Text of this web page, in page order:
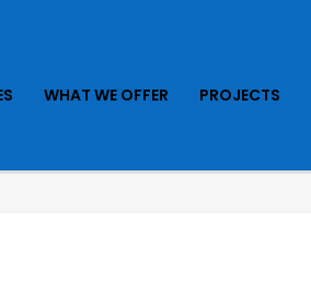
WHAT WE OFFER PROJECTS